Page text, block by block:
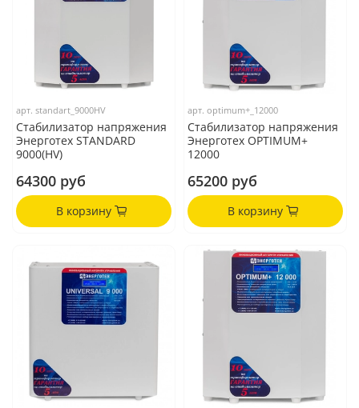
арт.standart_9000HV
Стабилизатор напряжения
Энерготех STANDARD
9000(HV)
64300 руб
В корзину
арт.optimum+_12000
Стабилизатор напряжения
Энерготех OPTIMUM+
12000
65200 руб
В корзину